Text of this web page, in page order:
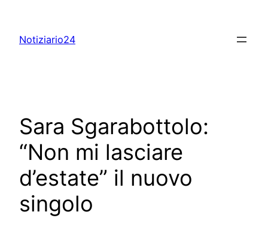
content
Notiziario24
Sara Sgarabottolo:
“Non mi lasciare
d’estate” il nuovo
singolo